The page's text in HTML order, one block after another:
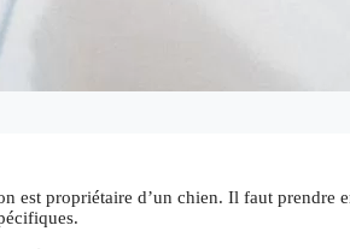
est propriétaire d’un chien. Il faut prendre